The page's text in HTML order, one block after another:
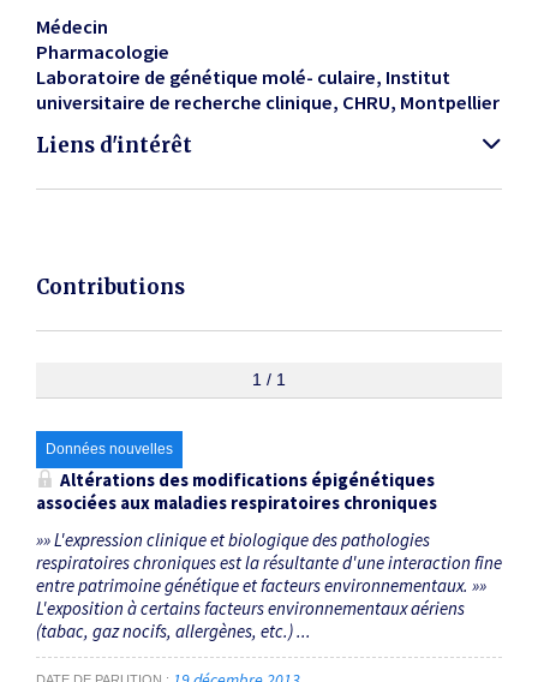
Médecin
Pharmacologie
Laboratoire de génétique molé- culaire, Institut
universitaire de recherche clinique, CHRU Montpellier
Liens d'intérêt
Contributions
1 / 1
Données nouvelles
Altérations des modifications épigénétiques
associées aux maladies respiratoires chroniques
»» L'expression clinique et biologique des pathologies
respiratoires chroniques est la résultante d'une interaction fine
entre patrimoine génétique et facteurs environnementaux. »»
L'exposition à certains facteurs environnementaux aériens
(tabac, gaz nocifs, allergènes, etc.) ...